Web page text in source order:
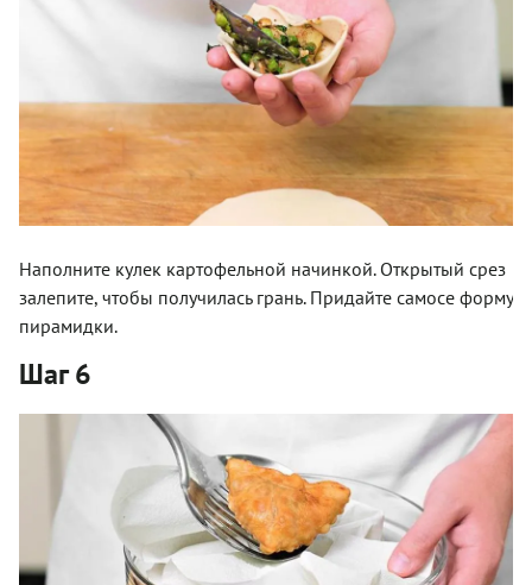
Наполните кулек картофельной начинкой. Открытый срез
залепите, чтобы получилась грань. Придайте самосе форму
пирамидки.
Шаг 6